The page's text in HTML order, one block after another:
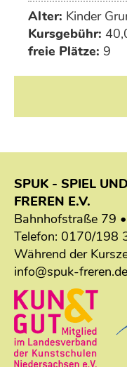
Alter: Kinder
Kursgebühr:
freie Plätze: 9
SPUK - SPIEL
FREREN E.V.
Bahnhofstraße 79
Telefon: 0170/198
Während der
info@spuk-freren.de